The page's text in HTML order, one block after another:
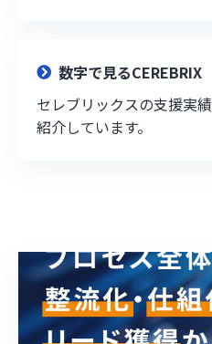
数字で見るCEREBRIX
セレブリックスの支援実
紹介しています。